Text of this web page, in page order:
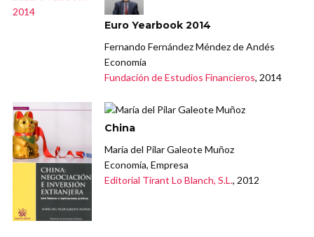
Euro Yearbook 2014
Fernando Fernández Méndez de Andés
Economía
Fundación de Estudios Financieros, 2014
China
María del Pilar Galeote Muñoz
Economía, Empresa
Editorial Tirant Lo Blanch, S.L., 2012